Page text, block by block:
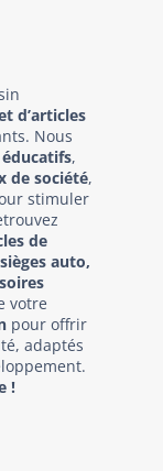
d’articles
Nous
,
de société,
stimuler
de
auto,
votre
pour offrir
adaptés
!